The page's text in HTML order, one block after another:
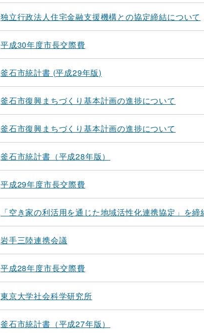
独立行政法人住宅金融支援機構との協定締結について
平成30年度市長交際費
釜石市統計書 (平成29年版)
釜石市復興まちづくり基本計画の進捗について
釜石市復興まちづくり基本計画の進捗について
釜石市統計書（平成28年版）
平成29年度市長交際費
「空き家の利活用を通じた地域活性化連携協定」を締
岩手三陸連携会議
平成28年度市長交際費
東京大学社会科学研究所
釜石市統計書（平成27年版）